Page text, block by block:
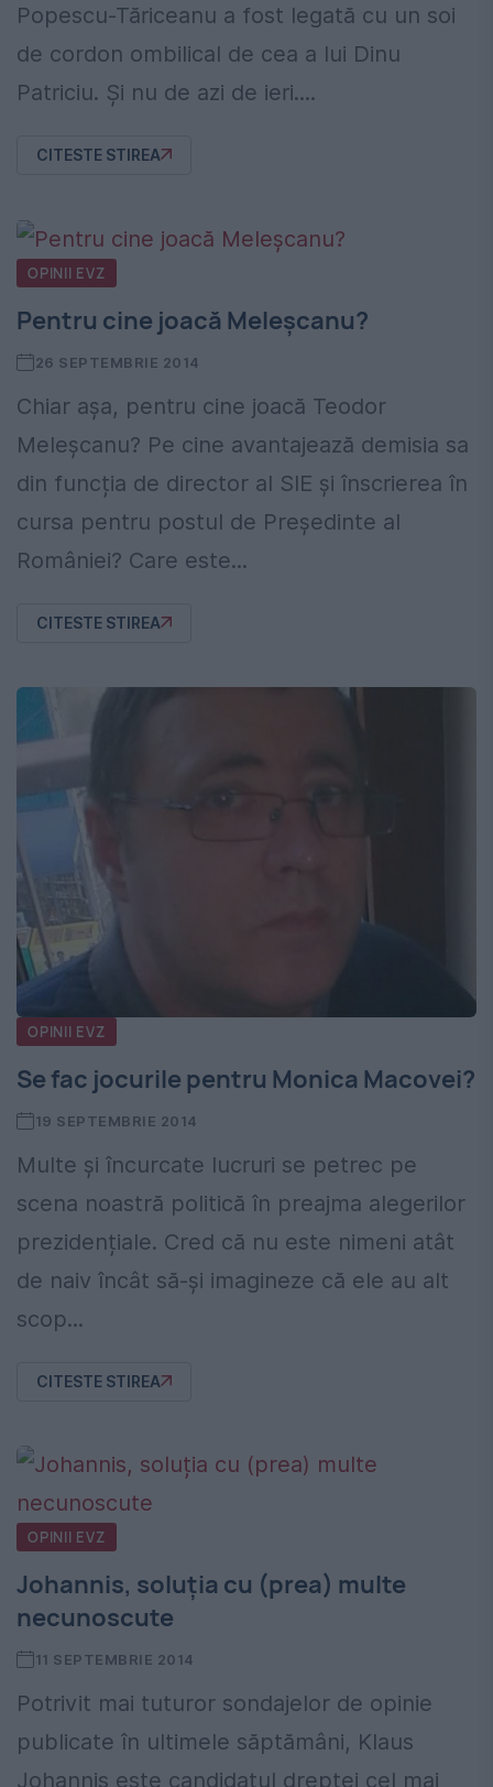
Popescu-Tăriceanu a fost legată cu un soi
de cordon ombilical de cea a lui Dinu
Patriciu. Și nu de azi de ieri....
CITESTE STIREA
OPINII EVZ
Pentru cine joacă Meleșcanu?
26 SEPTEMBRIE 2014
Chiar așa, pentru cine joacă Teodor
Meleșcanu? Pe cine avantajează demisia sa
din funcția de director al SIE și înscrierea în
cursa pentru postul de Președinte al
României? Care este...
CITESTE STIREA
OPINII EVZ
Se fac jocurile pentru Monica Macovei?
19 SEPTEMBRIE 2014
Multe și încurcate lucruri se petrec pe
scena noastră politică în preajma alegerilor
prezidențiale. Cred că nu este nimeni atât
de naiv încât să-și imagineze că ele au alt
scop...
CITESTE STIREA
OPINII EVZ
Johannis, soluția cu (prea) multe
necunoscute
11 SEPTEMBRIE 2014
Potrivit mai tuturor sondajelor de opinie
publicate în ultimele săptămâni, Klaus
Johannis este candidatul dreptei cel mai